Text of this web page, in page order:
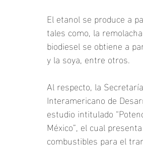
El etanol se produce a
tales como, la
biodiesel se obtiene a
y la soya, entre otros.
Al respecto, la
Interamericano de
estudio intitulado
México”, el cual
combustibles para el